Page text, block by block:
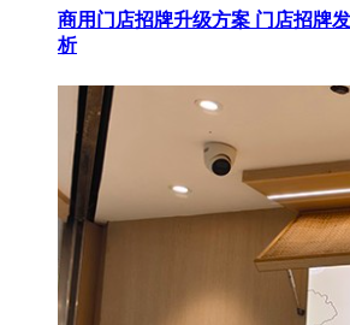
商用门店招牌升级方案 门店招牌
析